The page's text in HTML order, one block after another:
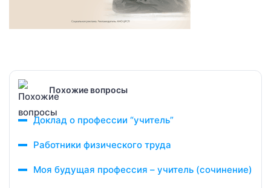
Похожие вопросы
Доклад о профессии “учитель”
Работники физического труда
Моя будущая профессия – учитель (сочинение)